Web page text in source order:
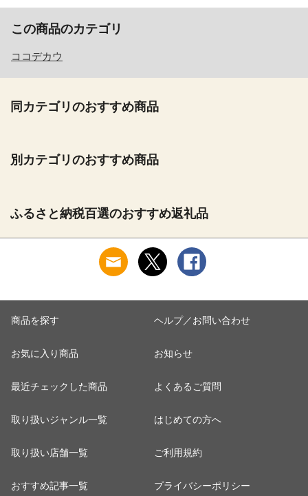
この商品のカテゴリ
ココデカウ
同カテゴリのおすすめ商品
別カテゴリのおすすめ商品
ふるさと納税百選のおすすめ返礼品
商品を探す
お気に入り商品
最近チェックした商品
取り扱いジャンル一覧
取り扱い店舗一覧
おすすめ記事一覧
ヘルプ／お問い合わせ
お知らせ
よくあるご質問
はじめての方へ
ご利用規約
プライバシーポリシー